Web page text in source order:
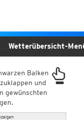
Balken
und
gewünschten
Wetterübersicht-